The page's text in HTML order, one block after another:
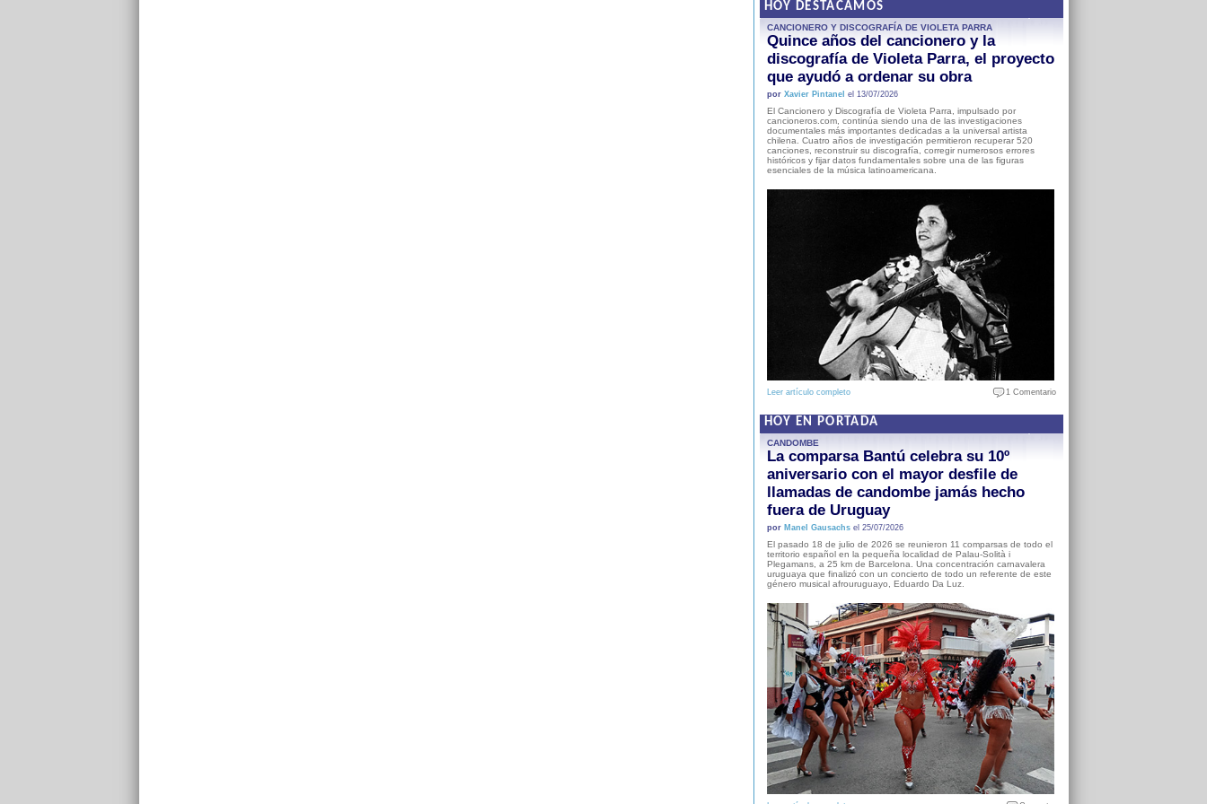
HOY DESTACAMOS
CANCIONERO Y DISCOGRAFÍA DE VIOLETA PARRA
Quince años del cancionero y la
discografía de Violeta Parra, el proyecto
que ayudó a ordenar su obra
por Xavier Pintanel el 13/07/2026
El Cancionero y Discografía de Violeta Parra, impulsado por
cancioneros.com, continúa siendo una de las investigaciones
documentales más importantes dedicadas a la universal artista
chilena. Cuatro años de investigación permitieron recuperar 520
canciones, reconstruir su discografía, corregir numerosos errores
históricos y fijar datos fundamentales sobre una de las figuras
esenciales de la música latinoamericana.
Leer artículo completo 1 Comentario
HOY EN PORTADA
CANDOMBE
La comparsa Bantú celebra su 10º
aniversario con el mayor desfile de
llamadas de candombe jamás hecho
fuera de Uruguay
por Manel Gausachsel 25/07/2026
El pasado 18 de julio de 2026 se reunieron 11 comparsas de todo el
territorio español en la pequeña localidad de Palau-Solità i
Plegamans, a 25 km de Barcelona. Una concentración carnavalera
uruguaya que finalizó con un concierto de todo un referente de este
género musical afrouruguayo, Eduardo Da Luz.